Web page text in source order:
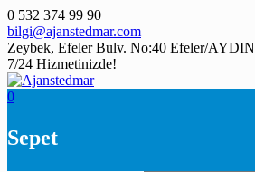
Skip
to
content
0 532 374 99 90
bilgi@ajanstedmar.com
Zeybek, Efeler Bulv. No:40 Efeler/AYDIN
7/24 Hizmetinizde!
0
Sepet